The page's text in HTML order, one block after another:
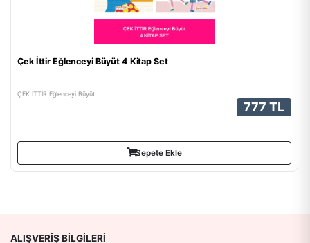
Çek İttir Eğlenceyi Büyüt 4 Kitap Set
ÇEK İTTİR Eğlenceyi Büyüt
777 TL
Sepete Ekle
ALIŞVERIŞ BILGILERI